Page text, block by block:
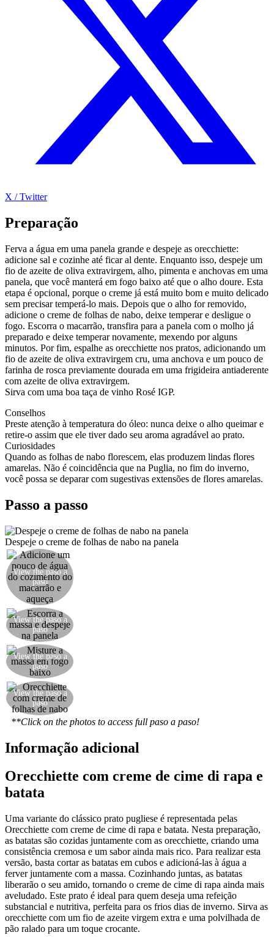
X / Twitter
Preparação
Ferva a água em uma panela grande e despeje as orecchiette:
adicione sal e cozinhe até ficar al dente. Enquanto isso, despeje um
fio de azeite de oliva extravirgem, alho, pimenta e anchovas em uma
panela, que você manterá em fogo baixo até que o alho doure. Esta
etapa é opcional, porque o creme já está muito bom e muito delicado
sem precisar temperá-lo mais. Depois que o alho for removido,
adicione o creme de folhas de nabo, deixe temperar e desligue o
fogo. Escorra o macarrão, transfira para a panela com o molho já
preparado e deixe temperar novamente, mexendo por alguns
minutos. Por fim, espalhe as orecchiette nos pratos, adicionando um
fio de azeite de oliva extravirgem cru, uma anchova e um pouco de
farinha de rosca previamente dourada em uma frigideira antiaderente
com azeite de oliva extravirgem.
Sirva com uma boa taça de vinho Rosé IGP.
Conselhos
Preste atenção à temperatura do óleo: nunca deixe o alho queimar e
retire-o assim que ele tiver dado seu aroma agradável ao prato.
Curiosidades
Quando as folhas de nabo florescem, elas produzem lindas flores
amarelas. Não é coincidência que na Puglia, no fim do inverno,
você possa se deparar com sugestivas extensões de flores amarelas.
Passo a passo
Despeje o creme de folhas de nabo na panela
View the paso a
paso
View the paso a
paso
View the paso a
paso
View the paso a
paso
**Click on the photos to access full paso a paso!
Informação adicional
Orecchiette com creme de cime di rapa e
batata
Uma variante do clássico prato pugliese é representada pelas
Orecchiette com creme de cime di rapa e batata. Nesta preparação,
as batatas são cozidas juntamente com as orecchiette, criando uma
consistência cremosa e um sabor ainda mais rico. Para realizar esta
versão, basta cortar as batatas em cubos e adicioná-las à água a
ferver juntamente com a massa. Cozinhando juntas, as batatas
liberarão o seu amido, tornando o creme de cime di rapa ainda mais
aveludado. Este prato é ideal para quem deseja uma refeição
substancial e nutritiva, perfeita para os frios dias de inverno. Sirva as
orecchiette com um fio de azeite virgem extra e uma polvilhada de
pão ralado para um toque crocante.